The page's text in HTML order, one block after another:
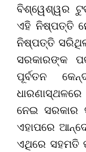
ବିଶ୍ୱେଶ୍ୱର
ଏହି ନିଷ୍ପତ୍ତି
ନିଷ୍ପତ୍ତି
ସରକାରଙ୍କ
ପୂର୍ବତନ
ନେଇ ସରକାର
ଏହାପରେ
ଏଥିରେ ସହମତି